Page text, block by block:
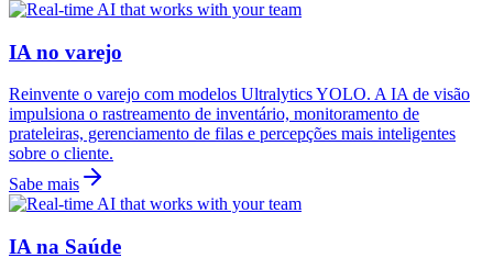
IA no varejo
Reinvente o varejo com modelos Ultralytics YOLO. A IA de visão
impulsiona o rastreamento de inventário, monitoramento de
prateleiras, gerenciamento de filas e percepções mais inteligentes
sobre o cliente.
Sabe mais
IA na Saúde